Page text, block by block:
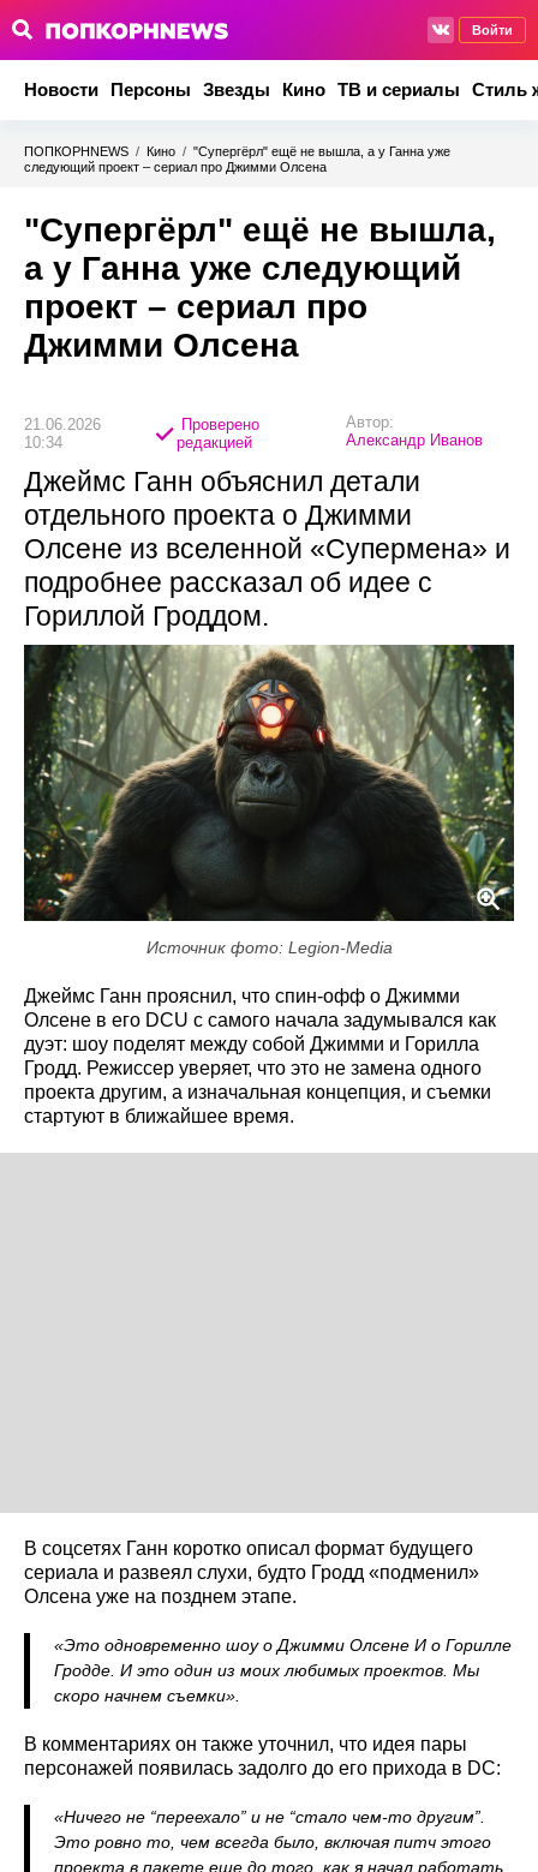
Войти
Новости Персоны Звезды Кино ТВ и сериалы Стиль
ПОПКОРНNEWS / Кино / "Супергёрл" ещё не вышла, а у Ганна уже
следующий проект – сериал про Джимми Олсена
"Супергёрл" ещё не вышла,
а у Ганна уже следующий
проект – сериал про
Джимми Олсена
21.06.2026
10:34
Проверено
редакцией
Автор:
Александр Иванов
Джеймс Ганн объяснил детали
отдельного проекта о Джимми
Олсене из вселенной «Супермена» и
подробнее рассказал об идее с
Гориллой Гроддом.
Источник фото: Legion-Media
Джеймс Ганн прояснил, что спин-офф о Джимми
Олсене в его DCU с самого начала задумывался как
дуэт: шоу поделят между собой Джимми и Горилла
Гродд. Режиссер уверяет, что это не замена одного
проекта другим, а изначальная концепция, и съемки
стартуют в ближайшее время.
В соцсетях Ганн коротко описал формат будущего
сериала и развеял слухи, будто Гродд «подменил»
Олсена уже на позднем этапе.
«Это одновременно шоу о Джимми Олсене И о Горилле
Гродде. И это один из моих любимых проектов. Мы
скоро начнем съемки».
В комментариях он также уточнил, что идея пары
персонажей появилась задолго до его прихода в DC:
«Ничего не “переехало” и не “стало чем-то другим”.
Это ровно то, чем всегда было, включая питч этого
проекта в пакете еще до того, как я начал работать